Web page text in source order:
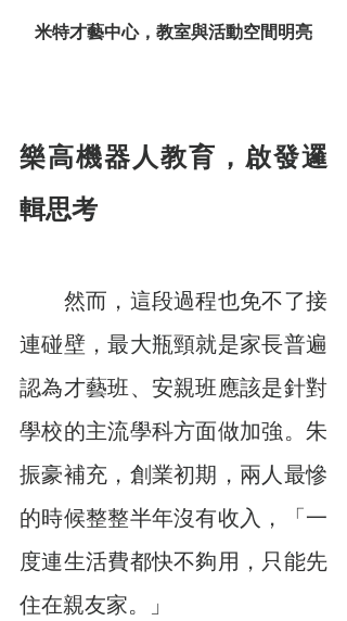
米特才藝中心，教室與活動空間明亮
樂高機器人教育，啟發邏
輯思考
然而，這段過程也免不了接
連碰壁，最大瓶頸就是家長普遍
認為才藝班、安親班應該是針對
學校的主流學科方面做加強。朱
振豪補充，創業初期，兩人最慘
的時候整整半年沒有收入，「一
度連生活費都快不夠用，只能先
住在親友家。」